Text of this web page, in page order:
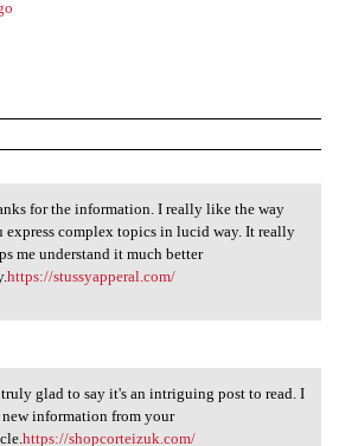
for the information. I
for the information. I really like the way
express complex topics in lucid way. It really
me understand it much better
https://stussyapperal.com/
glad to say it's an
glad to say it's an intriguing post to read. I
new information from your
https://shopcorteizuk.com/